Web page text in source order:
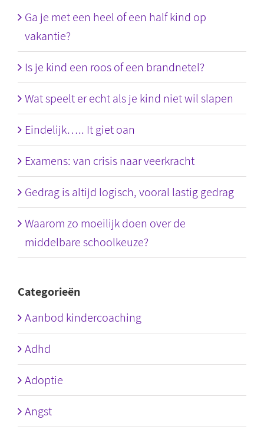
Ga je met een heel of een half kind op
vakantie?
Is je kind een roos of een brandnetel?
Wat speelt er echt als je kind niet wil slapen
Eindelijk….. It giet oan
Examens: van crisis naar veerkracht
Gedrag is altijd logisch, vooral lastig gedrag
Waarom zo moeilijk doen over de
middelbare schoolkeuze?
Categorieën
Aanbod kindercoaching
Adhd
Adoptie
Angst